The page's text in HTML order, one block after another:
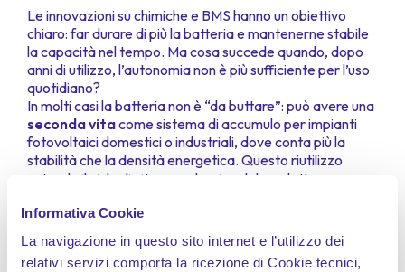
Informativa Cookie
La navigazione in questo sito internet e l’utilizzo dei
relativi servizi comporta la ricezione di Cookie tecnici,
Le innovazioni su chimiche e BMS hanno un obiettivo
chiaro: far durare di più la batteria e mantenerne stabile
la capacità nel tempo. Ma cosa succede quando, dopo
anni di utilizzo, l’autonomia non è più sufficiente per l’uso
quotidiano?
In molti casi la batteria non è “da buttare”: può avere una
seconda vitacome sistema di accumulo per impianti
fotovoltaici domestici o industriali, dove conta più la
stabilità che la densità energetica. Questo riutilizzo
estende il ciclo di vita complessivo del prodotto e ne
Quando invece la batteria non è più idonea nemmeno
per applicazioni stazionarie, entra in gioco ilriciclo
Materiali come litio, nichel e cobalto possono essere